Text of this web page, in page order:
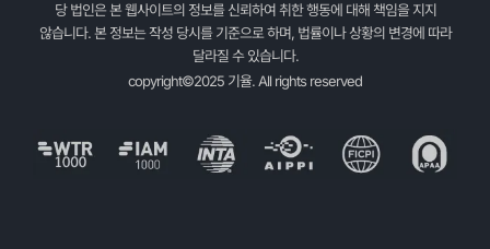
당 법인은 본 웹사이트의 정보를 신뢰하여 취한 행동에 대해 책임을 지지
않습니다. 본 정보는 작성 당시를 기준으로 하며, 법률이나 상황의 변경에 따라
달라질 수 있습니다.
copyright©2025 기율. All rights reserved